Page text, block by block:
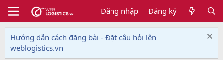
Đăng nhập Đăng ký
Hướng dẫn cách đăng bài - Đặt câu hỏi lên
weblogistics.vn